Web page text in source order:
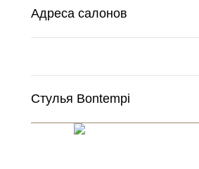
Адреса салонов
Стулья Bontempi